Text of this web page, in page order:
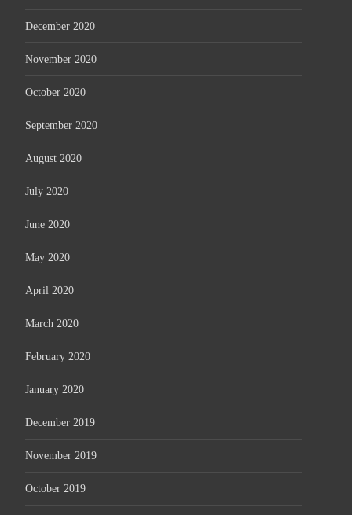
December 2020
November 2020
October 2020
September 2020
August 2020
July 2020
June 2020
May 2020
April 2020
March 2020
February 2020
January 2020
December 2019
November 2019
October 2019